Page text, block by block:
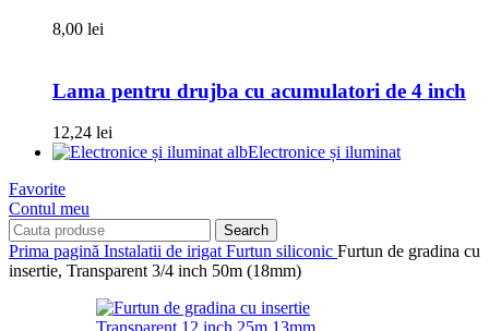
8,00 lei
Lama pentru drujba cu acumulatori de 4 inch
12,24 lei
Electronice și iluminat
Favorite
Contul meu
Search
Prima pagină Instalatii de irigat Furtun siliconic Furtun de gradina cu
insertie, Transparent 3/4 inch 50m (18mm)